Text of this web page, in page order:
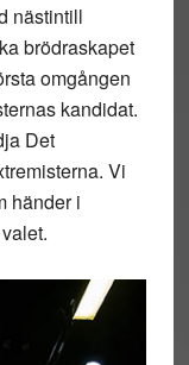
nästintill
brödraskapet
omgången
kandidat.
Det
Vi
händer i